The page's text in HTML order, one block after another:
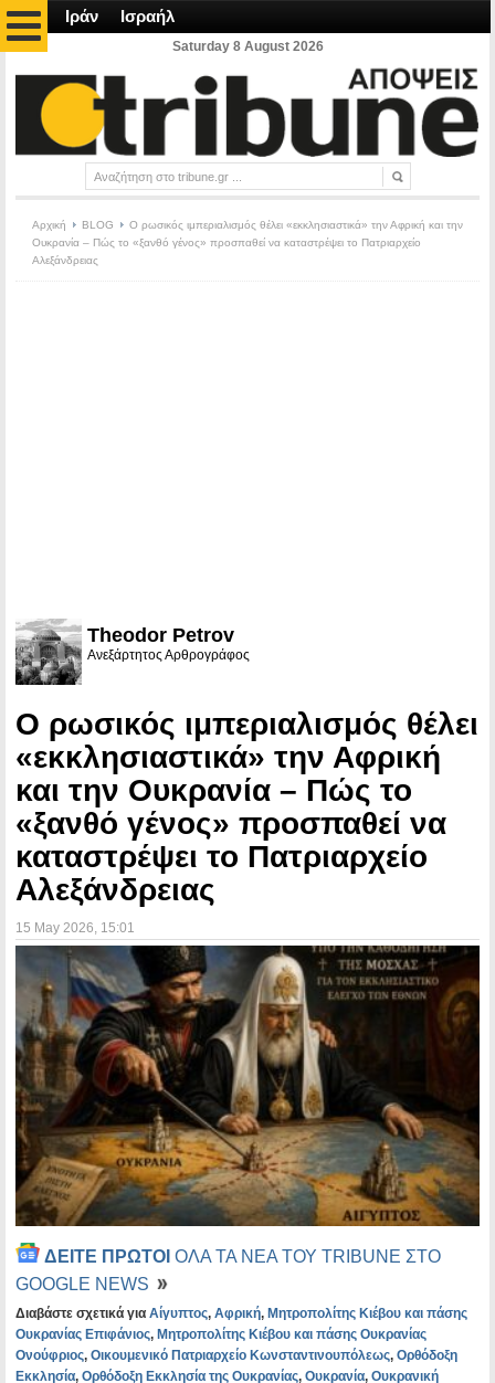
Ιράν Ισραήλ
Saturday 8 August 2026
Αρχική BLOG
Ο ρωσικός ιμπεριαλισμός θέλει «εκκλησιαστικά» την Αφρική και την
Ουκρανία – Πώς το «ξανθό γένος» προσπαθεί να καταστρέψει το Πατριαρχείο
Αλεξάνδρειας
Theodor Petrov
Ανεξάρτητος Αρθρογράφος
Ο ρωσικός ιμπεριαλισμός θέλει
«εκκλησιαστικά» την Αφρική
και την Ουκρανία – Πώς το
«ξανθό γένος» προσπαθεί να
καταστρέψει το Πατριαρχείο
Αλεξάνδρειας
15 May 2026 , 15:01
ΔΕΙΤΕ ΠΡΩΤΟΙ ΟΛΑ ΤΑ ΝΕΑ ΤΟΥ TRIBUNE ΣΤΟ
GOOGLE NEWS
Διαβάστε σχετικά για Αίγυπτος, Αφρική, Μητροπολίτης Κιέβου και πάσης
Ουκρανίας Επιφάνιος, Μητροπολίτης Κιέβου και πάσης Ουκρανίας
Ονούφριος, Οικουμενικό Πατριαρχείο Κωνσταντινουπόλεως, Ορθόδοξη
Εκκλησία, Ορθόδοξη Εκκλησία της Ουκρανίας, Ουκρανία, Ουκρανική